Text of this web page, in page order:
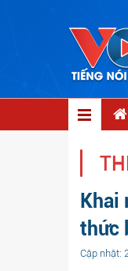
Khai
thức
Cập nhật: